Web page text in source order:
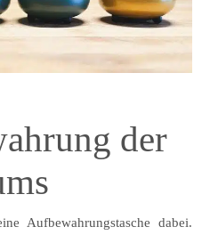
der
Aufbewahrungstasche dabei.